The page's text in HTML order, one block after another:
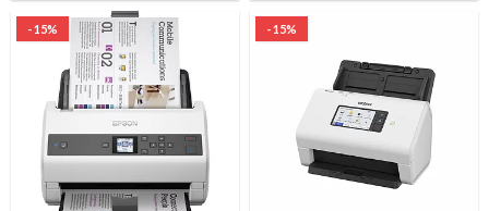
- 15% - 15%